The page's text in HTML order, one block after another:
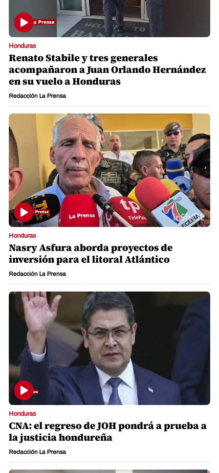
Honduras
Renato Stabile y tres generales
acompañaron a Juan Orlando Hernández
en su vuelo a Honduras
Redacción La Prensa
Honduras
Nasry Asfura aborda proyectos de
inversión para el litoral Atlántico
Redacción La Prensa
Honduras
CNA: el regreso de JOH pondrá a prueba a
la justicia hondureña
Redacción La Prensa